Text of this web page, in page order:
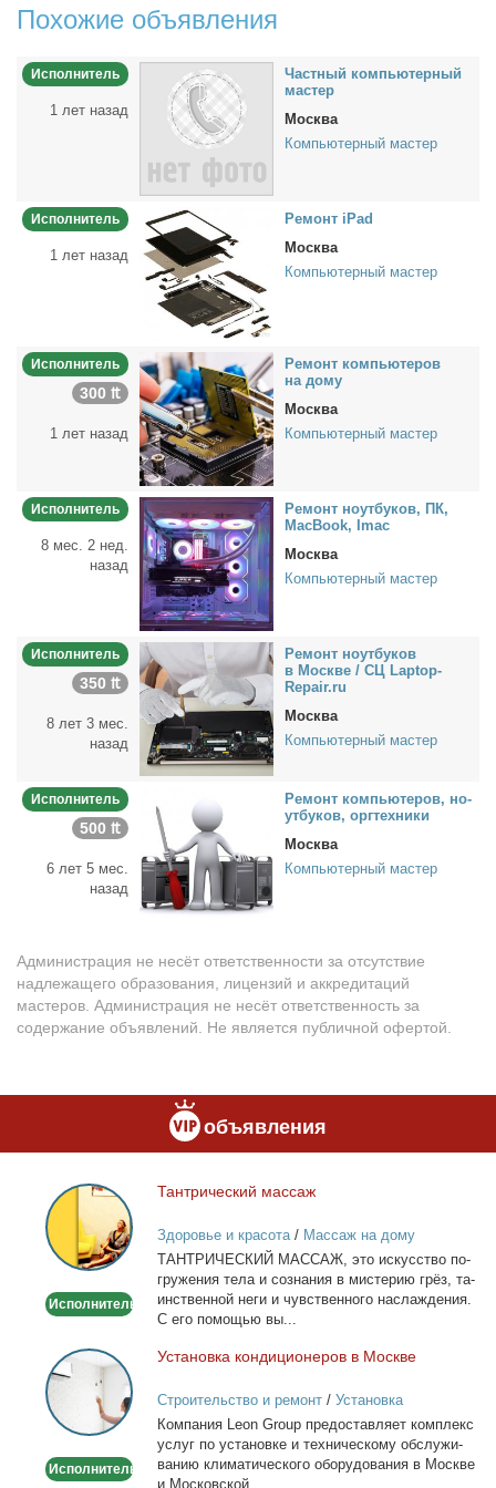
Похожие объявления
Исполнитель
1 лет назад
Част­ный ком­пью­тер­ный
ма­стер
Москва
Компьютерный мастер
Исполнитель
1 лет назад
Ре­монт iPad
Москва
Компьютерный мастер
Исполнитель
300 ₶
1 лет назад
Ре­монт ком­пью­те­ров
на до­му
Москва
Компьютерный мастер
Исполнитель
8 мес. 2 нед.
назад
Ре­монт но­ут­бу­ков, ПК,
MacBook, Imac
Москва
Компьютерный мастер
Исполнитель
350 ₶
8 лет 3 мес.
назад
Ре­монт но­ут­бу­ков
в Москве / СЦ Laptop-
Repair.ru
Москва
Компьютерный мастер
Исполнитель
500 ₶
6 лет 5 мес.
назад
Ре­монт ком­пью­те­ров, но­
ут­бу­ков, орг­тех­ни­ки
Москва
Компьютерный мастер
Администрация не несёт ответственности за отсутствие
надлежащего образования, лицензий и аккредитаций
мастеров. Администрация не несёт ответственность за
содержание объявлений. Не является публичной офертой.
объявления
Тантрический
массаж
Исполнитель
Тан­три­че­ский мас­саж
Здоровье и красота/ Массаж на дому
ТАНТРИЧЕСКИЙ МАССАЖ, это ис­кус­ство по­
гру­же­ния те­ла и со­зна­ния в ми­сте­рию грёз, та­
ин­ствен­ной неги и чув­ствен­но­го на­сла­жде­ния.
С его по­мо­щью вы...
Установка
кондиционеров
в
Москве
Исполнитель
Уста­нов­ка кон­ди­ци­о­не­ров в Москве
Строительство и ремонт/ Установка
кондиционеров
Ком­па­ния Leon Group предо­став­ля­ет ком­плекс
услуг по уста­нов­ке и тех­ни­че­ско­му об­слу­жи­
ва­нию кли­ма­ти­че­ско­го обо­ру­до­ва­ния в Москве
и Мос­ков­ской...